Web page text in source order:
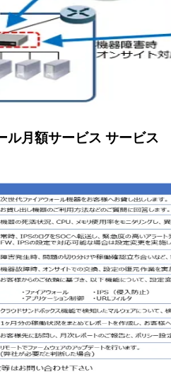
ル月額サービス サービス